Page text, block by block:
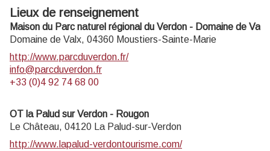
Lieux de renseignement
Maison du Parc naturel régional du Verdon - Domaine de Valx
Domaine de Valx, 04360 Moustiers-Sainte-Marie
http://www.parcduverdon.fr/
info@parcduverdon.fr
+33 (0)4 92 74 68 00
OT la Palud sur Verdon - Rougon
Le Château, 04120
La Palud-sur-Verdon
http://www.lapalud-verdontourisme.com/